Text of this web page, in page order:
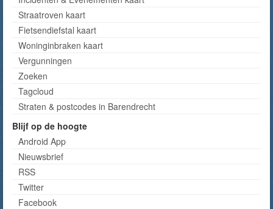
Straatroven kaart
Fietsendiefstal kaart
Woninginbraken kaart
Vergunningen
Zoeken
Tagcloud
Straten & postcodes in Barendrecht
Blijf op de hoogte
Android App
Nieuwsbrief
RSS
Twitter
Facebook